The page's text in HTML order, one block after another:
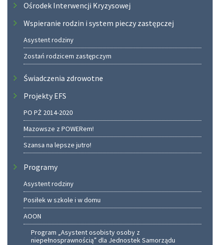
Ośrodek Interwencji Kryzysowej
Wspieranie rodzin i system pieczy zastępczej
Asystent rodziny
Zostań rodzicem zastępczym
Świadczenia zdrowotne
Projekty EFS
PO PŻ 2014-2020
Mazowsze z POWERem!
Szansa na lepsze jutro!
Programy
Asystent rodziny
Posiłek w szkole i w domu
AOON
Program „Asystent osobisty osoby z
niepełnosprawnością” dla Jednostek Samorządu